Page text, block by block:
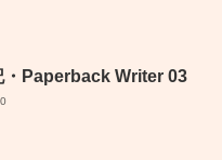
・Paperback Writer 03